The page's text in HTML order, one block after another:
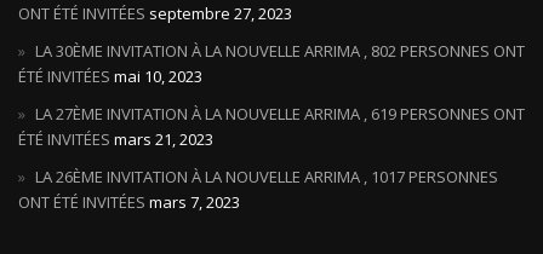
ONT ÉTÉ INVITÉES septembre 27, 2023
LA 30ÈME INVITATION À LA NOUVELLE ARRIMA , 802 PERSONNES ONT
ÉTÉ INVITÉES mai 10, 2023
LA 27ÈME INVITATION À LA NOUVELLE ARRIMA , 619 PERSONNES ONT
ÉTÉ INVITÉES mars 21, 2023
LA 26ÈME INVITATION À LA NOUVELLE ARRIMA , 1017 PERSONNES
ONT ÉTÉ INVITÉES mars 7, 2023